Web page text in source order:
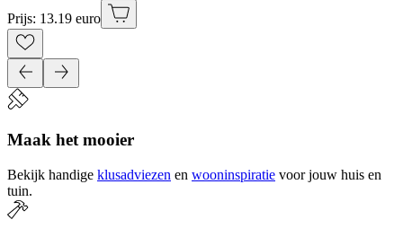
Prijs: 13.19 euro
Maak het mooier
Bekijk handige klusadviezen en wooninspiratie voor jouw huis en
tuin.